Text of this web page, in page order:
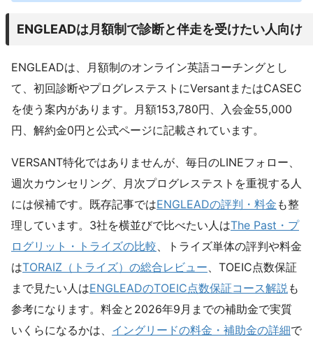
ENGLEADは月額制で診断と伴走を受けたい人向け
ENGLEADは、月額制のオンライン英語コーチングとし
て、初回診断やプログレステストにVersantまたはCASEC
を使う案内があります。月額153,780円、入会金55,000
円、解約金0円と公式ページに記載されています。
VERSANT特化ではありませんが、毎日のLINEフォロー、
週次カウンセリング、月次プログレステストを重視する人
には候補です。既存記事ではENGLEADの評判・料金 も整
理しています。3社を横並びで比べたい人はThe Past・プ
ログリット・トライズの比較、トライズ単体の評判や料金
はTORAIZ（トライズ）の総合レビュー、TOEIC点数保証
まで見たい人はENGLEADのTOEIC点数保証コース解説も
参考になります。料金と2026年9月までの補助金で実質
いくらになるかは、 イングリードの料金・補助金の詳細で